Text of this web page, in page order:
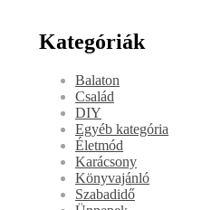
Kategóriák
Balaton
Család
DIY
Egyéb kategória
Életmód
Karácsony
Könyvajánló
Szabadidő